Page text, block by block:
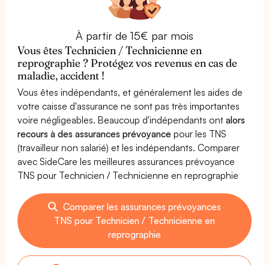
À partir de 15€ par mois
Vous êtes Technicien / Technicienne en
reprographie ? Protégez vos revenus en cas de
maladie, accident !
Vous êtes indépendants, et généralement les aides de
votre caisse d'assurance ne sont pas très importantes
voire négligeables. Beaucoup d'indépendants ontalors
recours à des assurances prévoyance pour les TNS
(travailleur non salarié) et les indépendants. Comparer
avec SideCare les meilleures assurances prévoyance
TNS pour Technicien / Technicienne en reprographie
Comparer les assurances prévoyances
TNS pour Technicien / Technicienne en
reprographie